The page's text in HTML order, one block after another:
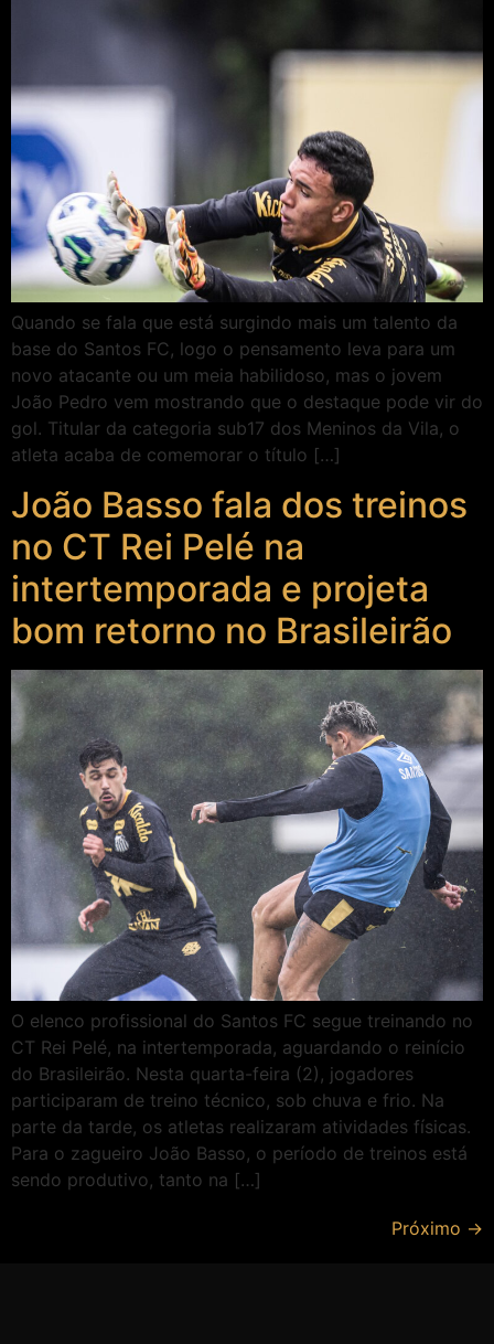
Quando se fala que está surgindo mais um talento da
base do Santos FC, logo o pensamento leva para um
novo atacante ou um meia habilidoso, mas o jovem
João Pedro vem mostrando que o destaque pode vir do
gol. Titular da categoria sub17 dos Meninos da Vila, o
atleta acaba de comemorar o título […]
João Basso fala dos treinos
no CT Rei Pelé na
intertemporada e projeta
bom retorno no Brasileirão
O elenco profissional do Santos FC segue treinando no
CT Rei Pelé, na intertemporada, aguardando o reinício
do Brasileirão. Nesta quarta-feira (2), jogadores
participaram de treino técnico, sob chuva e frio. Na
parte da tarde, os atletas realizaram atividades físicas.
Para o zagueiro João Basso, o período de treinos está
sendo produtivo, tanto na […]
Próximo →